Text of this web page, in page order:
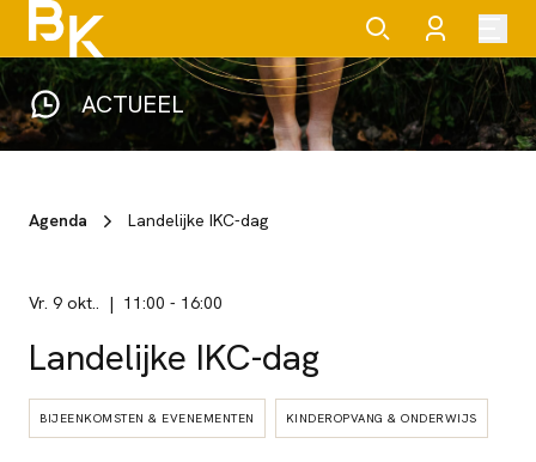
ACTUEEL
Agenda Landelijke IKC-dag
vr. 9 okt.. 11:00 - 16:00
Landelijke IKC-dag
BIJEENKOMSTEN & EVENEMENTEN KINDEROPVANG & ONDERWIJS